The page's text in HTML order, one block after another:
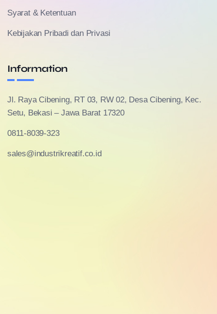
Syarat & Ketentuan
Kebijakan Pribadi dan Privasi
Information
Jl. Raya Cibening, RT 03, RW 02, Desa Cibening, Kec.
Setu, Bekasi – Jawa Barat 17320
0811-8039-323
sales@industrikreatif.co.id